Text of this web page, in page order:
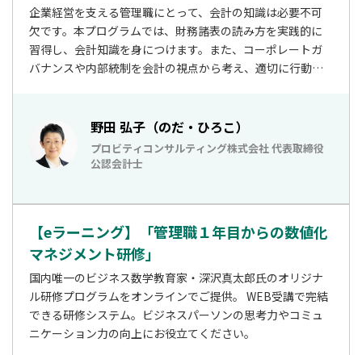
企業経営を支える管理職にとって、会計の知識は必要不可
欠です。本プログラムでは、財務諸表の読み方を実践的に
習得し、会計知識を身につけます。また、コーポレートガ
バナンスや内部統制を会計の視点から考え、適切に行動し
野田 弘子（のだ・ひろこ）
プロビティコンサルティング株式会社 代表取締役
公認会計士
【eラーニング】「管理職１年目からの数値化
マネジメント研修」
国内唯一のビジネス数学教育家・深沢真太郎氏のオリジナ
ル研修プログラムをオンラインでご提供。 WEB受講で完結
できる研修システム。ビジネスパーソンの思考力やコミュ
ニケーション力の向上にお役立てください。